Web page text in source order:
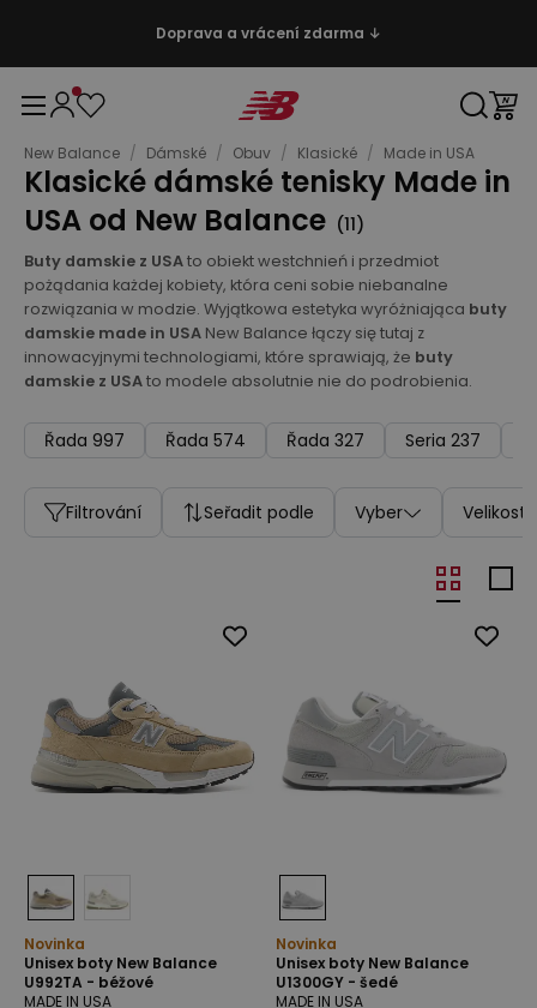
Doprava a vrácení zdarma ↓
New Balance / Dámské / Obuv / Klasické / Made in USA
Klasické dámské tenisky Made in
USA od New Balance (11)
Buty damskie z USAto obiekt westchnień i przedmiot
pożądania każdej kobiety, która ceni sobie niebanalne
rozwiązania w modzie. Wyjątkowa estetyka wyróżniająca buty
damskie made in USA New Balance łączy się tutaj z
innowacyjnymi technologiami, które sprawiają, że buty
damskie z USAto modele absolutnie nie do podrobienia.
Řada 997 Řada 574 Řada 327 Seria 237
Filtrování Seřadit podle Vyber Velikost
Novinka
Unisex boty New Balance
U992TA - béžové
MADE IN USA
Novinka
Unisex boty New Balance
U1300GY - šedé
MADE IN USA